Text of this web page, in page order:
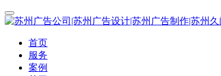
首页
服务
案例